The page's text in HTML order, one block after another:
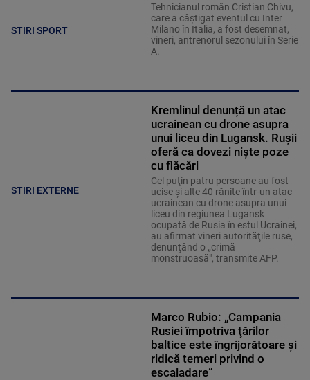
STIRI SPORT
Tehnicianul român Cristian Chivu,
care a câştigat eventul cu Inter
Milano în Italia, a fost desemnat,
vineri, antrenorul sezonului în Serie
A.
STIRI EXTERNE
Kremlinul denunță un atac
ucrainean cu drone asupra
unui liceu din Lugansk. Rușii
oferă ca dovezi niște poze
cu flăcări
Cel puţin patru persoane au fost
ucise şi alte 40 rănite într-un atac
ucrainean cu drone asupra unui
liceu din regiunea Lugansk
ocupată de Rusia în estul Ucrainei,
au afirmat vineri autorităţile ruse,
denunţând o „crimă
monstruoasă", transmite AFP.
Marco Rubio: „Campania
Rusiei împotriva ţărilor
baltice este îngrijorătoare şi
ridică temeri privind o
escaladare”